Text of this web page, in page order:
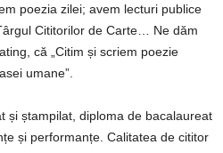
poezia zilei; avem lecturi publice
Cititorilor de Carte… Ne dăm
că „Citim și scriem poezie
umane”.
și ștampilat, diploma de bacalaureat
și performanțe. Calitatea de cititor